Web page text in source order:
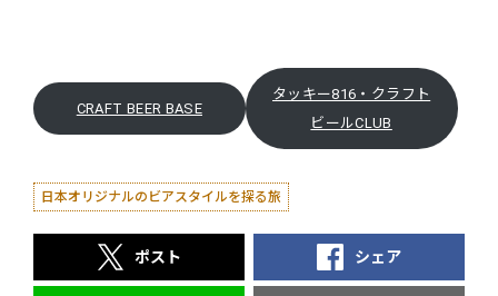
CRAFT BEER BASE
タッキー816・クラフト
ビールCLUB
日本オリジナルのビアスタイルを探る旅
ポスト シェア